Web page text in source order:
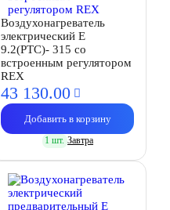
Воздухонагреватель
электрический E
9.2(PTC)- 315 со
встроенным регулятором
REX
43 130.00
Добавить в корзину
1 шт. Завтра